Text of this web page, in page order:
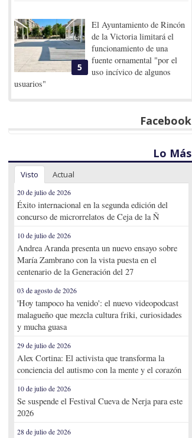
5
El Ayuntamiento de Rincón
de la Victoria limitará el
funcionamiento de una
fuente ornamental "por el
uso incívico de algunos
usuarios"
Facebook
Lo Más
Visto Actual
20 de julio de 2026
Éxito internacional en la segunda edición del
concurso de microrrelatos de Ceja de la Ñ
10 de julio de 2026
Andrea Aranda presenta un nuevo ensayo sobre
María Zambrano con la vista puesta en el
centenario de la Generación del 27
03 de agosto de 2026
'Hoy tampoco ha venido': el nuevo videopodcast
malagueño que mezcla cultura friki, curiosidades
y mucha guasa
29 de julio de 2026
Alex Cortina: El activista que transforma la
conciencia del autismo con la mente y el corazón
10 de julio de 2026
Se suspende el Festival Cueva de Nerja para este
2026
28 de julio de 2026